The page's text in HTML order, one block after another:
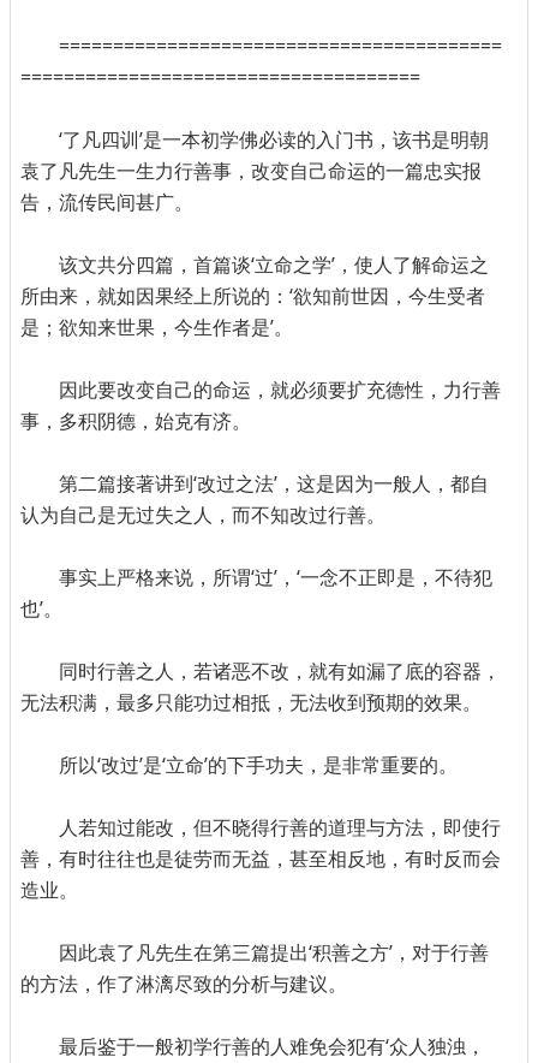
=========================================
=====================================
‘了凡四训’是一本初学佛必读的入门书，该书是明朝
袁了凡先生一生力行善事，改变自己命运的一篇忠实报
告，流传民间甚广。
该文共分四篇，首篇谈‘立命之学’，使人了解命运之
所由来，就如因果经上所说的：‘欲知前世因，今生受者
是；欲知来世果，今生作者是’。
因此要改变自己的命运，就必须要扩充德性，力行善
事，多积阴德，始克有济。
第二篇接著讲到‘改过之法’，这是因为一般人，都自
认为自己是无过失之人，而不知改过行善。
事实上严格来说，所谓‘过’，‘一念不正即是，不待犯
也’。
同时行善之人，若诸恶不改，就有如漏了底的容器，
无法积满，最多只能功过相抵，无法收到预期的效果。
所以‘改过’是‘立命’的下手功夫，是非常重要的。
人若知过能改，但不晓得行善的道理与方法，即使行
善，有时往往也是徒劳而无益，甚至相反地，有时反而会
造业。
因此袁了凡先生在第三篇提出‘积善之方’，对于行善
的方法，作了淋漓尽致的分析与建议。
最后鉴于一般初学行善的人难免会犯有‘众人独浊，